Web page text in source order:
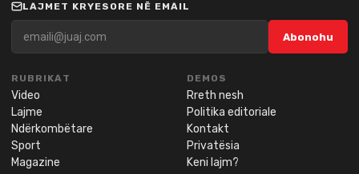
LAJMET KRYESORE NË EMAIL
Abonohu
RUBRIKAT
Video
Lajme
Ndërkombëtare
Sport
Magazine
DEMOS
Rreth nesh
Politika editoriale
Kontakt
Privatësia
Keni lajm?